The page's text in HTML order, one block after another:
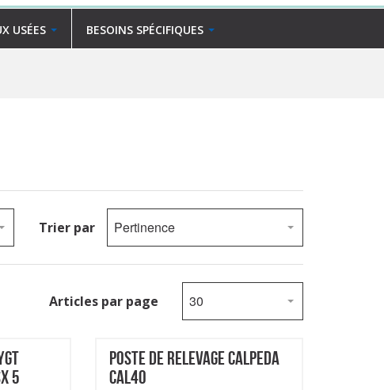
USÉES BESOINS SPÉCIFIQUES
Trier par Pertinence
Articles par page 30
5
POSTE DE RELEVAGE CALPEDA
CAL40